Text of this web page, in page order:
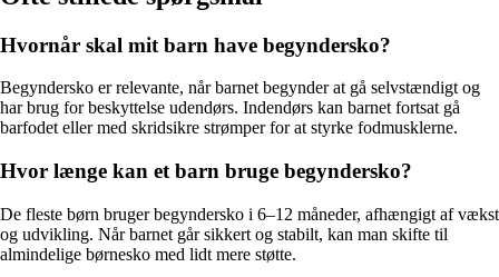
Hvornår skal mit barn have begyndersko?
Begyndersko er relevante, når barnet begynder at gå selvstændigt og
har brug for beskyttelse udendørs. Indendørs kan barnet fortsat gå
barfodet eller med skridsikre strømper for at styrke fodmusklerne.
Hvor længe kan et barn bruge begyndersko?
De fleste børn bruger begyndersko i 6–12 måneder, afhængigt af vækst
og udvikling. Når barnet går sikkert og stabilt, kan man skifte til
almindelige børnesko med lidt mere støtte.